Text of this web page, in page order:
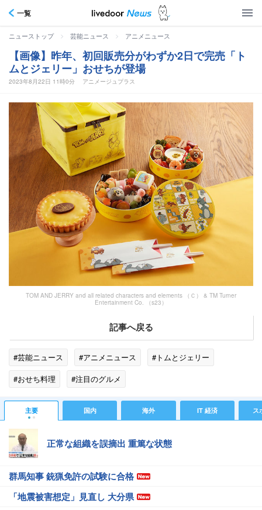
一覧
ニューストップ > 芸能ニュース > アニメニュース
【画像】昨年、初回販売分がわずか2日で完売「ト
ムとジェリー」おせちが登場
2023年8月22日 11時0分 アニメージュプラス
TOM AND JERRY and all related characters and elements （Ｃ） & TM Turner
Entertainment Co. （s23）
記事へ戻る
#芸能ニュース #アニメニュース
#トムとジェリー
#おせち料理
#注目のグルメ
主要 国内 海外 IT 経済 ス
正常な組織を誤摘出 重篤な状態
群馬知事 銃猟免許の試験に合格
「地震被害想定」見直し 大分県